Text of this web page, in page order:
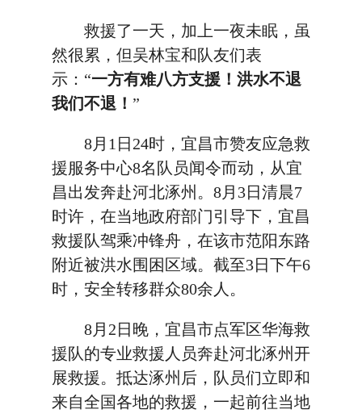
救援了一天，加上一夜未眠，虽
然很累，但吴林宝和队友们表
示：“一方有难八方支援！洪水不退
我们不退！ ”
8月1日24时，宜昌市赞友应急救
援服务中心8名队员闻令而动，从宜
昌出发奔赴河北涿州。8月3日清晨7
时许，在当地政府部门引导下，宜昌
救援队驾乘冲锋舟，在该市范阳东路
附近被洪水围困区域。截至3日下午6
时，安全转移群众80余人。
8月2日晚，宜昌市点军区华海救
援队的专业救援人员奔赴河北涿州开
展救援。抵达涿州后，队员们立即和
来自全国各地的救援，一起前往当地